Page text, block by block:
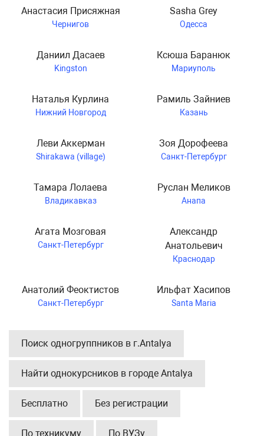
Анастасия Присяжная
Чернигов
Sasha Grey
Одесса
Даниил Дасаев
Kingston
Ксюша Баранюк
Мариуполь
Наталья Курлина
Нижний Новгород
Рамиль Зайниев
Казань
Леви Аккерман
Shirakawa (village)
Зоя Дорофеева
Санкт-Петербург
Тамара Лолаева
Владикавказ
Руслан Меликов
Анапа
Агата Мозговая
Санкт-Петербург
Александр
Анатольевич
Краснодар
Анатолий Феоктистов
Санкт-Петербург
Ильфат Хасипов
Santa Maria
Поиск одногруппников в г.Antalya
Найти однокурсников в городе Antalya
Бесплатно Без регистрации
По техникуму По ВУЗу